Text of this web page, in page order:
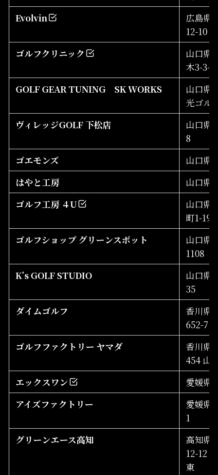
Evolvin
広島県
12-10
ゴルフクリニック
山口県
木3-3-
GOLF GEAR TUNING SK WORKS
山口県
光ゴル
ヴィレッジGOLF 下松店
山口県
8
ゴエモンズ
山口県
はやと工房
山口県
ゴルフ工房 ４U
山口県
町1-19-
ゴルフショップ グリーンスポット
山口県
1108
K’s GOLF STUDIO
山口県
35
ダイムゴルフ
香川県
652-7
ゴルフファクトリー ヤマダ
香川県
454
エックスワン
愛媛県
アイズファクトリー
愛媛県
1
グリーンエース高知
高知県
12-12
東